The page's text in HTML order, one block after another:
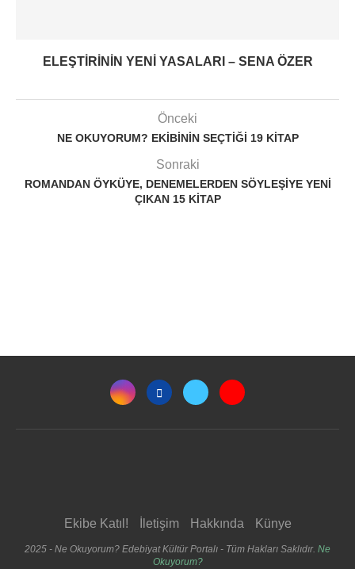
ELEŞTIRININ YENI YASALARI – SENA ÖZER
Önceki
NE OKUYORUM? EKIBININ SEÇTIĞI 19 KITAP
Sonraki
ROMANDAN ÖYKÜYE, DENEMELERDEN SÖYLEŞIYE YENI
ÇIKAN 15 KITAP
Ekibe Katıl! İletişim Hakkında Künye
2025 - Ne Okuyorum? Edebiyat Kültür Portalı - Tüm Hakları Saklıdır. Ne
Okuyorum?